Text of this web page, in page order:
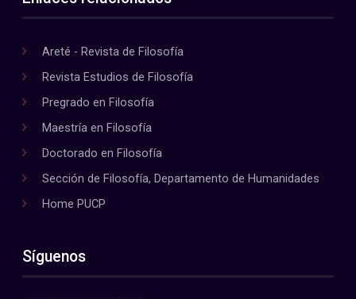
Areté - Revista de Filosofía
Revista Estudios de Filosofía
Pregrado en Filosofía
Maestría en Filosofía
Doctorado en Filosofía
Sección de Filosofía, Departamento de Humanidades
Home PUCP
Síguenos